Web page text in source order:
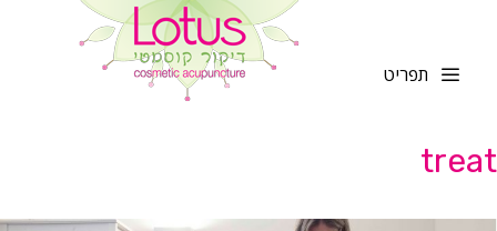
תפריט
treat